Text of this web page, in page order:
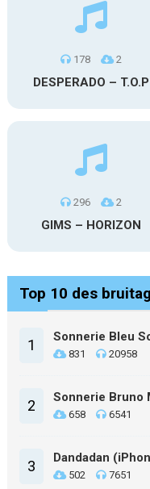
178 2
DESPERADO – T.O.P
296 2
GIMS – HORIZON
Top 10 des
1 Sonnerie Bleu
831 20958
2 Sonnerie Bruno
658 6541
3 Dandadan
502 7651